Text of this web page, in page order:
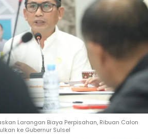
Larangan Biaya Perpisahan, Ribuan Calon
ke Gubernur Sulsel